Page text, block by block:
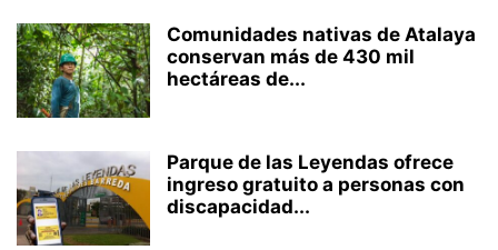
Comunidades nativas de Atalaya
conservan más de 430 mil
hectáreas de...
Parque de las Leyendas ofrece
ingreso gratuito a personas con
discapacidad...